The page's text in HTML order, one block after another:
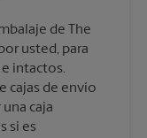
de The
usted, para
intactos.
cajas de envío
caja
si es